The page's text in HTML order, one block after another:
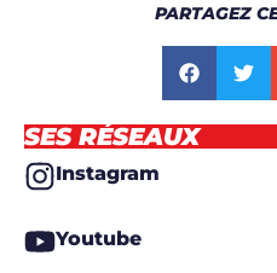
PARTAGEZ
SES RÉSEAUX
Instagram
Youtube